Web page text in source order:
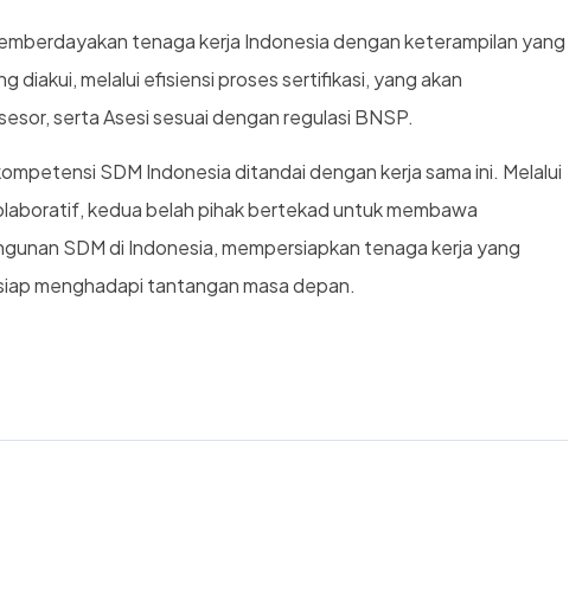
tenaga kerja Indonesia dengan keterampilan yang
diakui, melalui efisiensi proses sertifikasi, yang akan
serta Asesi sesuai dengan regulasi BNSP.
SDM Indonesia ditandai dengan kerja sama ini. Melalui
kedua belah pihak bertekad untuk membawa
SDM di Indonesia, mempersiapkan tenaga kerja yang
menghadapi tantangan masa depan.